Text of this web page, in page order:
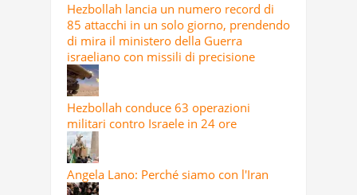
Hezbollah lancia un numero record di
85 attacchi in un solo giorno, prendendo
di mira il ministero della Guerra
israeliano con missili di precisione
Hezbollah conduce 63 operazioni
militari contro Israele in 24 ore
Angela Lano: Perché siamo con l'Iran